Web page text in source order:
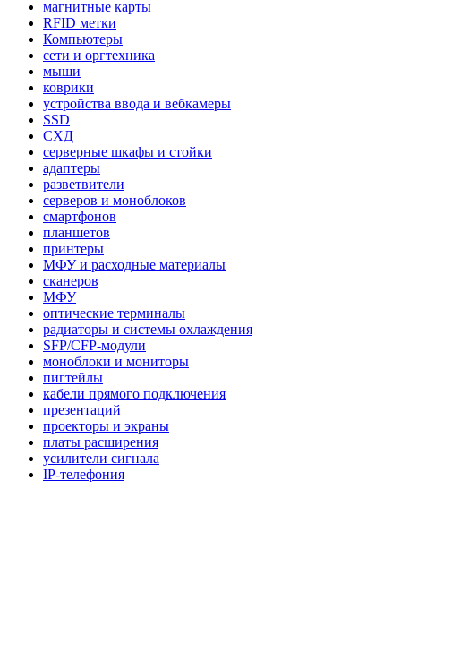
магнитные карты
RFID метки
Компьютеры
сети и оргтехника
мыши
коврики
устройства ввода и вебкамеры
SSD
СХД
серверные шкафы и стойки
адаптеры
разветвители
серверов и моноблоков
смартфонов
планшетов
принтеры
МФУ и расходные материалы
сканеров
МФУ
оптические терминалы
радиаторы и системы охлаждения
SFP/CFP-модули
моноблоки и мониторы
пигтейлы
кабели прямого подключения
презентаций
проекторы и экраны
платы расширения
усилители сигнала
IP-телефония